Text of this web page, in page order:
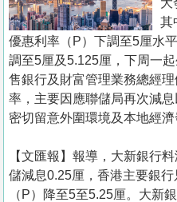
業
手
冊
關
於
我
們
大
其
優惠利率（P）下調至5厘水
調至5厘及5.125厘，下周一
售銀行及財富管理業務總經
率，主要因應聯儲局再次減
密切留意外圍環境及本地經
【文匯報】報導，大新銀行
儲減息0.25厘，香港主要銀
（P）降至5至5.25厘。大新